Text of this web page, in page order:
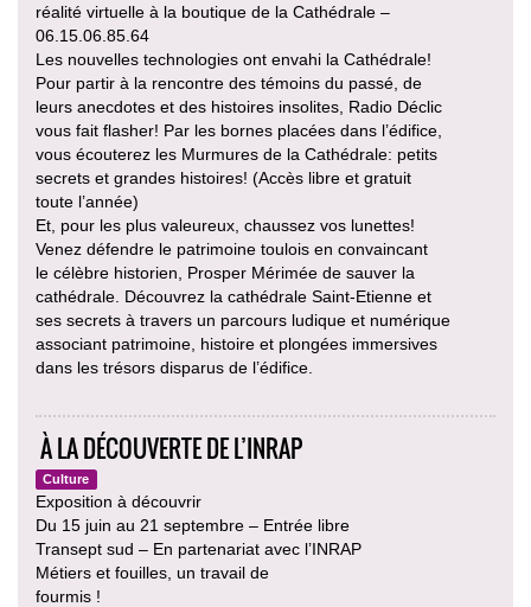
réalité virtuelle à la boutique de la Cathédrale –
06.15.06.85.64
Les nouvelles technologies ont envahi la Cathédrale!
Pour partir à la rencontre des témoins du passé, de
leurs anecdotes et des histoires insolites, Radio Déclic
vous fait flasher! Par les bornes placées dans l’édifice,
vous écouterez les Murmures de la Cathédrale: petits
secrets et grandes histoires! (Accès libre et gratuit
toute l’année)
Et, pour les plus valeureux, chaussez vos lunettes!
Venez défendre le patrimoine toulois en convaincant
le célèbre historien, Prosper Mérimée de sauver la
cathédrale. Découvrez la cathédrale Saint-Etienne et
ses secrets à travers un parcours ludique et numérique
associant patrimoine, histoire et plongées immersives
dans les trésors disparus de l’édifice.
À LA DÉCOUVERTE DE L’INRAP
Culture
Exposition à découvrir
Du 15 juin au 21 septembre – Entrée libre
Transept sud – En partenariat avec l’INRAP
Métiers et fouilles, un travail de
fourmis !